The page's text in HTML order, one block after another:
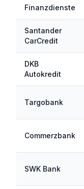
Finanzdienste
Santander
CarCredit
DKB
Autokredit
Targobank
Commerzbank
SWK Bank